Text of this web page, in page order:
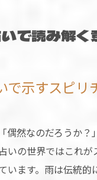
で読み解く
で示すスピリ
偶然なのだろうか？
いの世界ではこれが
います。雨は伝統的